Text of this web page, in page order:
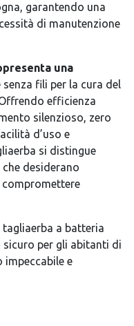
garantendo una
di manutenzione
una
senza fili per la cura del
efficienza
silenzioso, zero
d’uso e
si distingue
desiderano
compromettere
a batteria
sicuro per gli abitanti di
impeccabile e